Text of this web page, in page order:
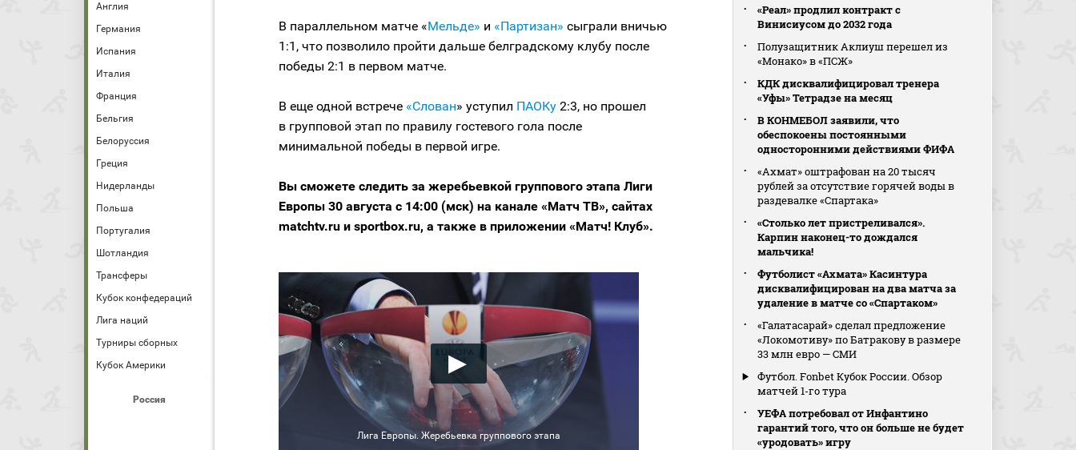
Англия
Германия
Испания
Италия
Франция
Бельгия
Белоруссия
Греция
Нидерланды
Польша
Португалия
Шотландия
Трансферы
Кубок конфедераций
Лига наций
Турниры сборных
Кубок Америки
Россия
В параллельном матче «Мельде» и «Партизан» сыграли вничью
1:1, что позволило пройти дальше белградскому клубу после
победы 2:1 в первом матче.
В еще одной встрече «Слован» уступил ПАОКу 2:3, но прошел
в групповой этап по правилу гостевого гола после
минимальной победы в первой игре.
Вы сможете следить за жеребьевкой группового этапа Лиги
Европы 30 августа с 14:00 (мск) на канале «Матч ТВ», сайтах
matchtv.ru и sportbox.ru, а также в приложении «Матч! Клуб».
Лига Европы. Жеребьевка группового этапа
«Реал» продлил контракт с
Винисиусом до 2032 года
Полузащитник Аклиуш перешел из
«Монако» в «ПСЖ»
КДК дисквалифицировал тренера
«Уфы» Тетрадзе на месяц
В КОНМЕБОЛ заявили, что
обеспокоены постоянными
односторонними действиями ФИФА
«Ахмат» оштрафован на 20 тысяч
рублей за отсутствие горячей воды в
раздевалке «Спартака»
«Столько лет пристреливался».
Карпин наконец-то дождался
мальчика!
Футболист «Ахмата» Касинтура
дисквалифицирован на два матча за
удаление в матче со «Спартаком»
«Галатасарай» сделал предложение
«Локомотиву» по Батракову в размере
33 млн евро — СМИ
Футбол. Fonbet Кубок России. Обзор
матчей 1-го тура
УЕФА потребовал от Инфантино
гарантий того, что он больше не будет
«уродовать» игру